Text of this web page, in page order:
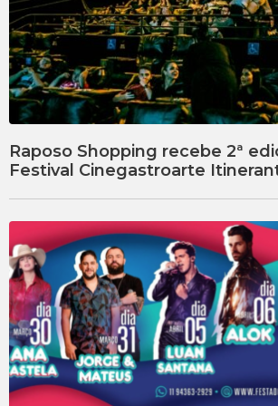
Raposo Shopping recebe 2ª
Festival Cinegastroarte